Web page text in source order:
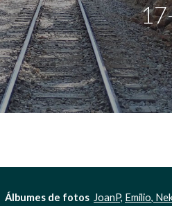
Álbumes de fotos JoanP, Emilio,